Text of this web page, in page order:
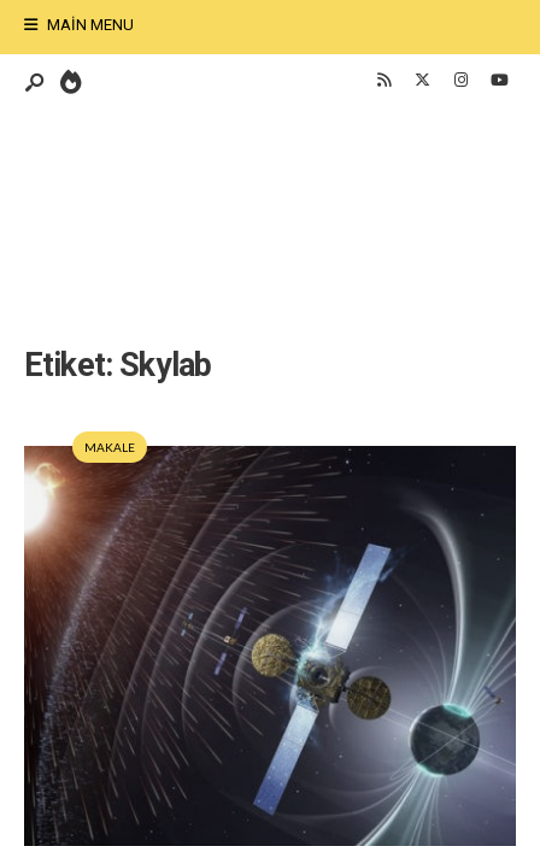
MAIN MENU
Etiket: Skylab
MAKALE